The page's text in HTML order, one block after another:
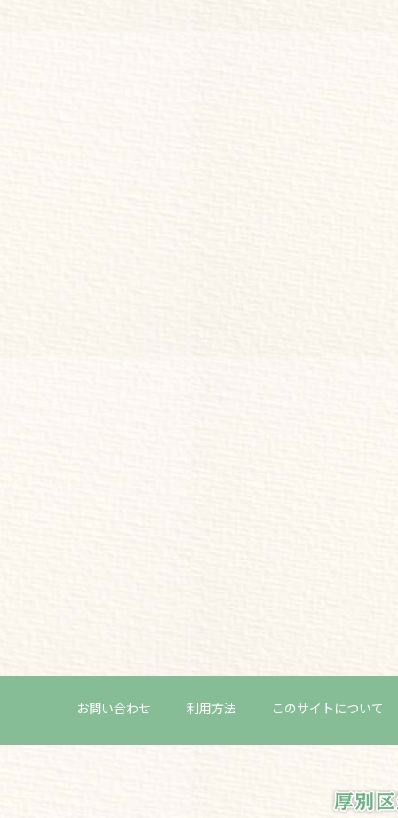
お問い合わせ 利用方法 このサイトについて